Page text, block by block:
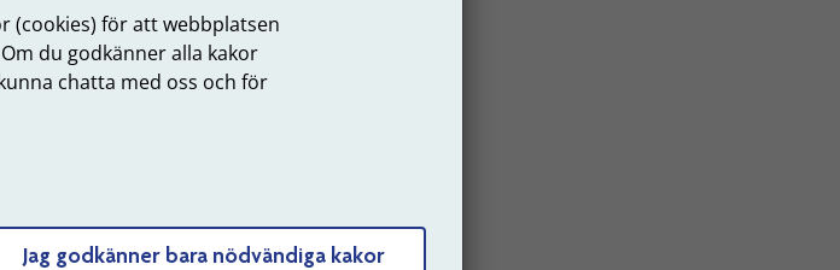
(cookies) för att webbplatsen
du godkänner alla kakor
chatta med oss och för
Jag godkänner bara nödvändiga kakor